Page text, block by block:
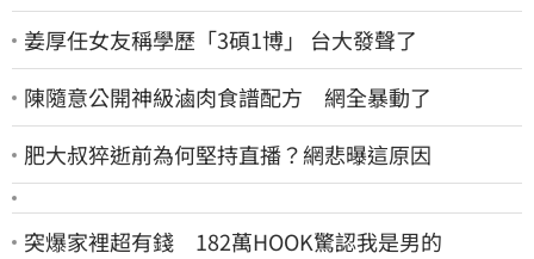
姜厚任女友稱學歷「3碩1博」 台大發聲了
陳隨意公開神級滷肉食譜配方 網全暴動了
肥大叔猝逝前為何堅持直播？網悲曝這原因
突爆家裡超有錢 182萬HOOK驚認我是男的